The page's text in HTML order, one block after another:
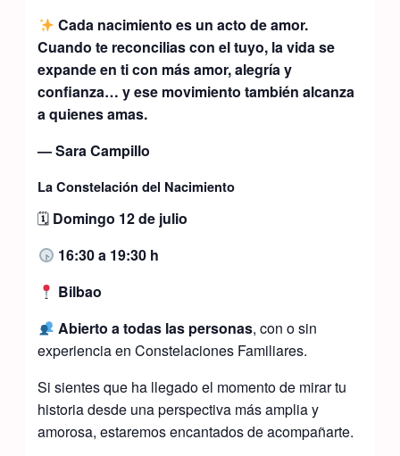
Cada nacimiento es un acto de amor.
Cuando te reconcilias con el tuyo, la vida se
expande en ti con más amor, alegría y
confianza… y ese movimiento también alcanza
a quienes amas.
— Sara Campillo
La Constelación del Nacimiento
🗓 Domingo 12 de julio
16:30 a 19:30 h
Bilbao
Abierto a todas las personas, con o sin
experiencia en Constelaciones Familiares.
Si sientes que ha llegado el momento de mirar tu
historia desde una perspectiva más amplia y
amorosa, estaremos encantados de acompañarte.